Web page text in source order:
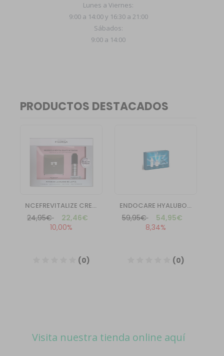
Lunes a Viernes:
9:00 a 14:00 y 16:30 a 21:00
Sábados:
9:00 a 14:00
Visita nuestra tienda online aquí